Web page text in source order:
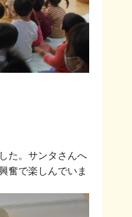
た。サンタさんへ
奮で楽しんでいま